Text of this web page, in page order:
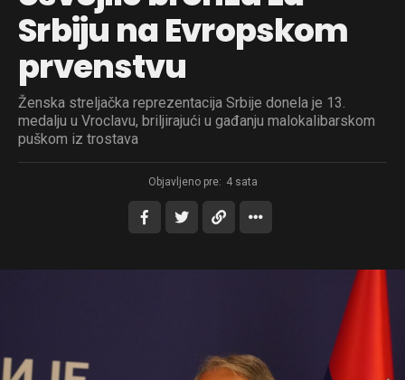
Srbiju na Evropskom
prvenstvu
Ženska streljačka reprezentacija Srbije donela je 13.
medalju u Vroclavu, briljirajući u gađanju malokalibarskom
puškom iz trostava
Objavljeno pre: 4 sata